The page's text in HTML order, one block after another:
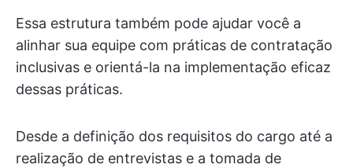
Essa estrutura também pode ajudar você a
alinhar sua equipe com práticas de contratação
inclusivas e orientá-la na implementação eficaz
dessas práticas.
Desde a definição dos requisitos do cargo até a
realização de entrevistas e a tomada de